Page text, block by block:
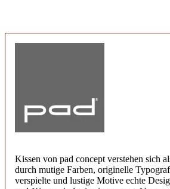
Kissen von pad concept verstehen sich
durch mutige Farben, originelle
verspielte und lustige Motive echte